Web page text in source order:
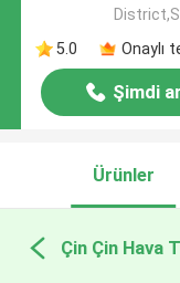
5.0
Onaylı
Şimdi
Ürünler
Çin Çin Hava